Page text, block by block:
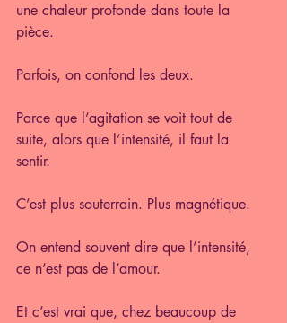
une chaleur profonde dans toute la
pièce.
Parfois, on confond les deux.
Parce que l’agitation se voit tout de
suite, alors que l’intensité, il faut la
sentir.
C’est plus souterrain. Plus magnétique.
On entend souvent dire que l’intensité,
ce n’est pas de l’amour.
Et c’est vrai que, chez beaucoup de